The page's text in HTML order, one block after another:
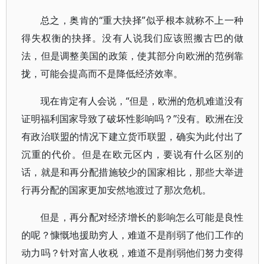
总之，奥肯的“重大抉择”似乎根本就称不上一种
得失权衡的抉择。没有人说我们应该照搬古巴的做
法，但是调整美国的政策，使其部分向欧洲的范例靠
拢，可能会提高而不是降低经济效率。
现在肯定有人会说，“但是，欧洲的危机难道没有
证明福利国家导致了破坏性影响吗？”没有。欧洲在没
有政治联盟的情况下建立货币联盟，确实为此付出了
沉重的代价。但是在欧元区内，要说有什么区别的
话，就是和再分配措施较少的国家相比，那些大举进
行再分配的国家更加安然地渡过了那次危机。
但是，再分配对经济增长的影响怎么可能是良性
的呢？慷慨地援助穷人，难道不是削弱了他们工作的
动力吗？针对富人收税，难道不是削弱他们努力变得